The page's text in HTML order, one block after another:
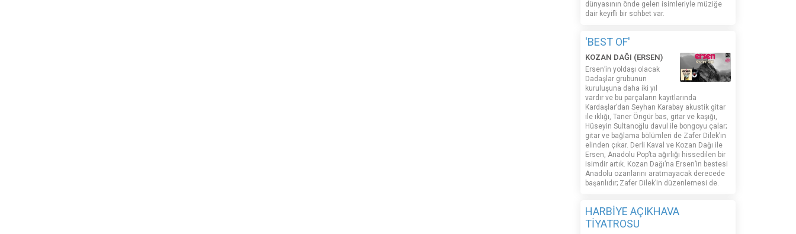
dünyasının önde gelen isimleriyle müziğe
dair keyifli bir sohbet var.
'BEST OF'
KOZAN DAĞI (ERSEN)
Ersen’in yoldaşı olacak
Dadaşlar grubunun
kuruluşuna daha iki yıl
vardır ve bu parçaların kayıtlarında
Kardaşlar’dan Seyhan Karabay akustik gitar
ile ıklığı, Taner Öngür bas, gitar ve kaşığı,
Hüseyin Sultanoğlu davul ile bongoyu çalar;
gitar ve bağlama bölümleri de Zafer Dilek’in
elinden çıkar. Derli Kaval ve Kozan Dağı ile
Ersen, Anadolu Pop’ta ağırlığı hissedilen bir
isimdir artık. Kozan Dağı’na Ersen’in bestesi
Anadolu ozanlarını aratmayacak derecede
başarılıdır; Zafer Dilek’in düzenlemesi de.
HARBİYE AÇIKHAVA
TİYATROSU